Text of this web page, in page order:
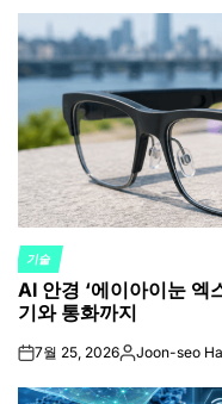
POSTED
IN
기술
AI 안경 ‘에이아이눈
기와 통화까지
on7월 25, 2026Posted
Joon-seo